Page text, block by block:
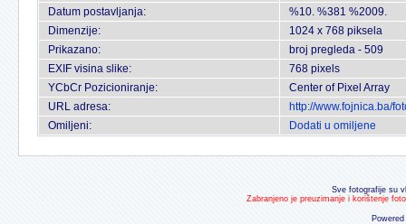
Datum postavljanja:
%10. %381 %2009.
Dimenzije:
1024 x 768 piksela
Prikazano:
broj pregleda - 509
EXIF visina slike:
768 pixels
YCbCr Pozicioniranje:
Center of Pixel Array
URL adresa:
http://www.fojnica.ba/
Omiljeni:
Dodati u omiljene
Sve fotografije su
Zabranjeno je preuzimanje i korištenje